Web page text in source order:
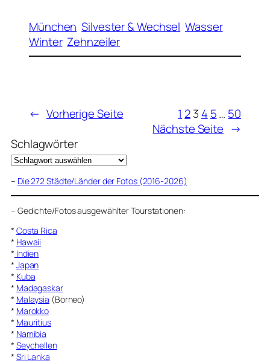
München Silvester & Wechsel Wasser
Winter Zehnzeiler
← Vorherige Seite 1 23 4 5… 50
Nächste Seite →
Schlagwörter
– Die 272 Städte/Länder der Fotos (2016-2026)
– Gedichte/Fotos ausgewählter Tourstationen:
* Costa Rica
* Hawaii
* Indien
* Japan
* Kuba
* Madagaskar
* Malaysia (Borneo)
* Marokko
* Mauritius
* Namibia
* Seychellen
* Sri Lanka